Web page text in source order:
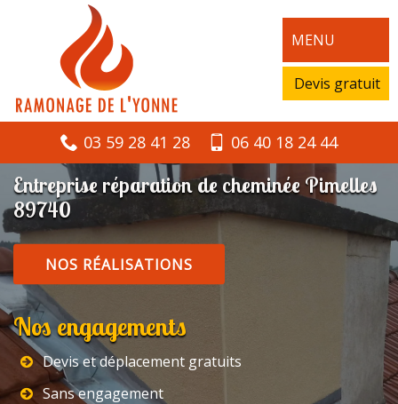
MENU
Devis gratuit
03 59 28 41 28 06 40 18 24 44
Entreprise réparation de cheminée Pimelles
89740
NOS RÉALISATIONS
Nos engagements
Devis et déplacement gratuits
Sans engagement